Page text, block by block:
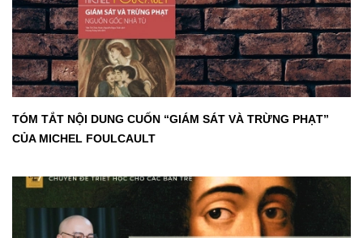
TÓM TẮT NỘI DUNG CUỐN “GIÁM SÁT VÀ TRỪNG PHẠT”
CỦA MICHEL FOULCAULT